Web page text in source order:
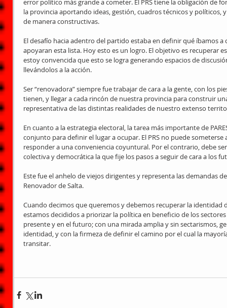
error político más grande a cometer. El PRS tiene la obligación de
la provincia aportando ideas, gestión, cuadros técnicos y políticos,
de manera constructivas.
El desafío hacia adentro del partido estaba en definir qué íbamos
apoyaran esta lista. Hoy esto es un logro. El objetivo es recuperar
estoy convencida que esto se logra generando espacios de
llevándolos a la acción.
Ser “renovadora” siempre fue trabajar de cara a la gente, con los
tienen, y llegar a cada rincón de nuestra provincia para construir
representativa de las distintas realidades de nuestro extenso
En cuanto a la estrategia electoral, la tarea más importante de
conjunto para definir el lugar a ocupar. El PRS no puede
responder a una conveniencia coyuntural. Por el contrario, debe
colectiva y democrática la que fije los pasos a seguir de cara a los
Este fue el anhelo de viejos dirigentes y representa las demandas
Renovador de Salta.
Cuando decimos que queremos y debemos recuperar la
estamos decididos a priorizar la política en beneficio de los
presente y en el futuro; con una mirada amplia y sin sectarismos,
identidad, y con la firmeza de definir el camino por el cual la
transitar.